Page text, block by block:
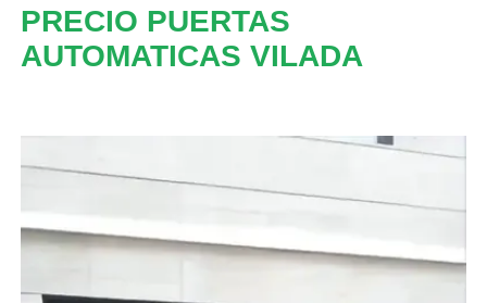
PRECIO PUERTAS
AUTOMATICAS VILADA